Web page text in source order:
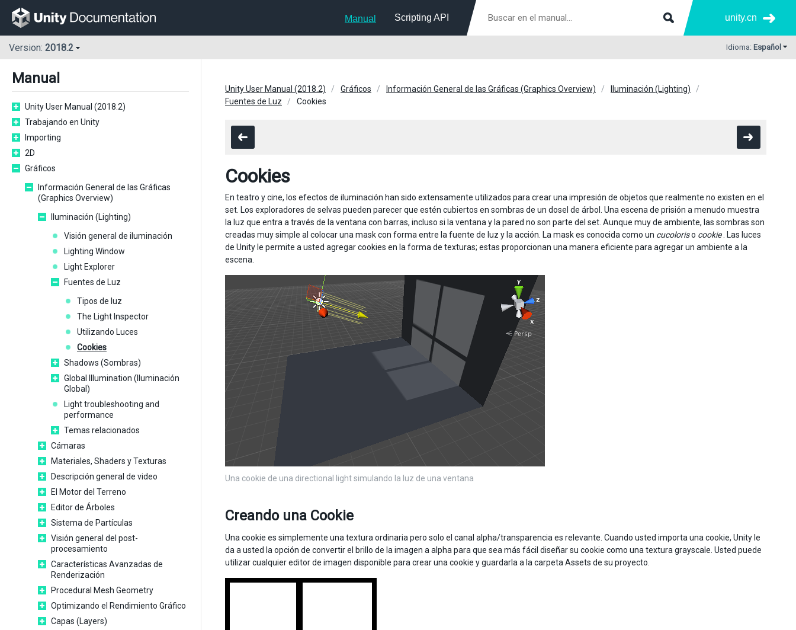
Manual Scripting API unity.cn
Version: 2018.2 Idioma: Español
Manual
Unity User Manual (2018.2)
Trabajando en Unity
Importing
2D
Gráficos
Información General de las Gráficas
(Graphics Overview)
Iluminación (Lighting)
Visión general de iluminación
Lighting Window
Light Explorer
Fuentes de Luz
Tipos de luz
The Light Inspector
Utilizando Luces
Cookies
Shadows (Sombras)
Global Illumination (Iluminación
Global)
Light troubleshooting and
performance
Temas relacionados
Cámaras
Materiales, Shaders y Texturas
Descripción general de video
El Motor del Terreno
Editor de Árboles
Sistema de Partículas
Visión general del post-
procesamiento
Características Avanzadas de
Renderización
Procedural Mesh Geometry
Optimizando el Rendimiento Gráfico
Capas (Layers)
Unity User Manual (2018.2) Gráficos Información General de las Gráficas (Graphics Overview)
Iluminación (Lighting)
Fuentes de Luz
Cookies
Cookies
En teatro y cine, los efectos de iluminación han sido extensamente utilizados para crear una impresión de objetos que realmente no existen en el
set. Los exploradores de selvas pueden parecer que estén cubiertos en sombras de un dosel de árbol. Una escena de prisión a menudo muestra
la luz que entra a través de la ventana con barras, incluso si la ventana y la pared no son parte del set. Aunque muy de ambiente, las sombras son
creadas muy simple al colocar una mask con forma entre la fuente de luz y la acción. La mask es conocida como un cucoloriso cookie. Las luces
de Unity le permite a usted agregar cookies en la forma de texturas; estas proporcionan una manera eficiente para agregar un ambiente a la
escena.
Una cookie de una directional light simulando la luz de una ventana
Creando una Cookie
Una cookie es simplemente una textura ordinaria pero solo el canal alpha/transparencia es relevante. Cuando usted importa una cookie, Unity le
da a usted la opción de convertir el brillo de la imagen a alpha para que sea más fácil diseñar su cookie como una textura grayscale. Usted puede
utilizar cualquier editor de imagen disponible para crear una cookie y guardarla a la carpeta Assets de su proyecto.